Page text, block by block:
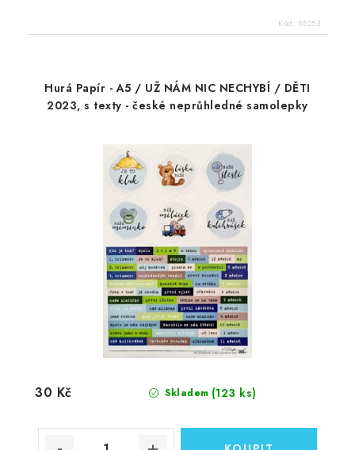
Kód: 85253
Hurá Papír - A5 / UŽ NÁM NIC NECHYBÍ / DĚTI
2023, s texty - české neprůhledné samolepky
Skladem (123 ks)
30 Kč